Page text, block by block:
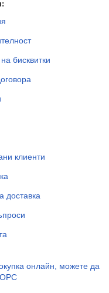
бисквитки
клиенти
доставка
онлайн, можете да
ОРС